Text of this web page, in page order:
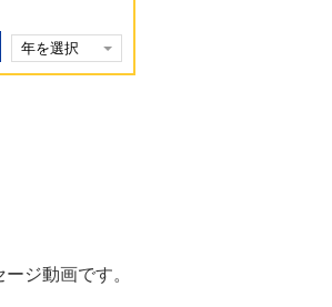
ジ動画です。